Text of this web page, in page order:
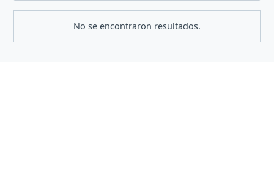
No se encontraron resultados.